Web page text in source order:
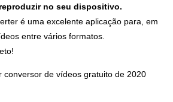
no seu dispositivo.
é uma excelente aplicação para, em
entre vários formatos.
conversor de vídeos gratuito de 2020